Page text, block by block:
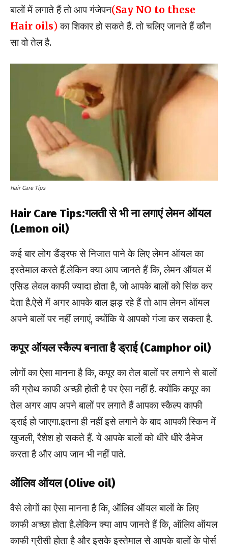
बालों में लगाते हैं तो आप गंजेपन(Say NO to these
Hair oils)का शिकार हो सकते हैं. तो चलिए जानते हैं कौन
सा वो तेल है.
Hair Care Tips
Hair Care Tips:गलती से भी ना लगाएं लेमन ऑयल
(Lemon oil)
कई बार लोग डैंड्रफ से निजात पाने के लिए लेमन ऑयल का
इस्तेमाल करते हैं.लेकिन क्या आप जानते हैं कि, लेमन ऑयल में
एसिड लेवल काफी ज्यादा होता है, जो आपके बालों को सिंक कर
देता है.ऐसे में अगर आपके बाल झड़ रहे हैं तो आप लेमन ऑयल
अपने बालों पर नहीं लगाएं, क्योंकि ये आपको गंजा कर सकता है.
कपूर ऑयल स्कैल्प बनाता है ड्राई (Camphor oil)
लोगों का ऐसा मानना है कि, कपूर का तेल बालों पर लगाने से बालों
की ग्रोथ काफी अच्छी होती है पर ऐसा नहीं है. क्योंकि कपूर का
तेल अगर आप अपने बालों पर लगाते हैं आपका स्कैल्प काफी
ड्राई हो जाएगा.इतना ही नहीं इसे लगाने के बाद आपकी स्किन में
खुजली, रैशेश हो सकते हैं. ये आपके बालों को धीरे धीरे डैमेज
करता है और आप जान भी नहीं पाते.
ऑलिव ऑयल (Olive oil)
वैसे लोगों का ऐसा मानना है कि, ऑलिव ऑयल बालों के लिए
काफी अच्छा होता है.लेकिन क्या आप जानते हैं कि, ऑलिव ऑयल
काफी ग्रीसी होता है और इसके इस्तेमाल से आपके बालों के पोर्स